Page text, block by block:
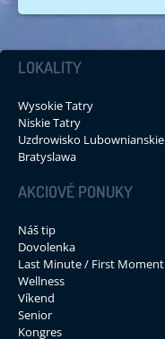
LOKALITY
Wysokie Tatry
Niskie Tatry
Uzdrowisko Lubownianskie
Bratyslawa
AKCIOVÉ PONUKY
Náš tip
Dovolenka
Last Minute / First Moment
Wellness
Víkend
Senior
Kongres